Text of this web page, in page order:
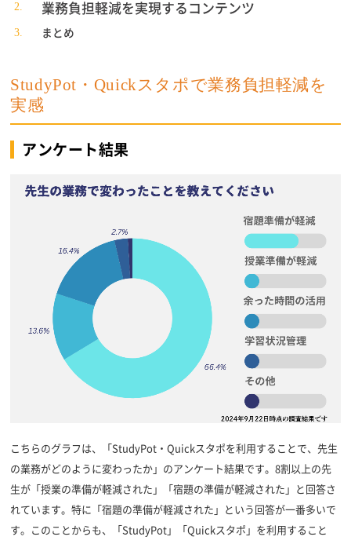
業務負担軽減を実現するコンテンツ
まとめ
StudyPot・Quickスタポで業務負担軽減を
実感
アンケート結果
こちらのグラフは、「StudyPot・Quickスタポを利用することで、先生
の業務がどのように変わったか」のアンケート結果です。8割以上の先
生が「授業の準備が軽減された」「宿題の準備が軽減された」と回答さ
れています。特に「宿題の準備が軽減された」という回答が一番多いで
す。このことからも、「StudyPot」「Quickスタポ」を利用すること